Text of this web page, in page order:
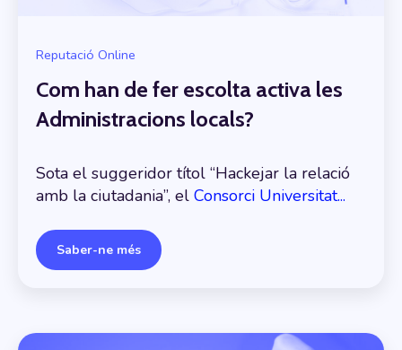
Reputació Online
Com han de fer escolta activa les
Administracions locals?
Sota el suggeridor títol “Hackejar la relació
amb la ciutadania”, el Consorci Universitat...
Saber-ne més